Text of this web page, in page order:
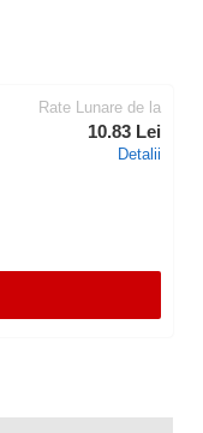
Rate Lunare de la
10.83 Lei
Detalii